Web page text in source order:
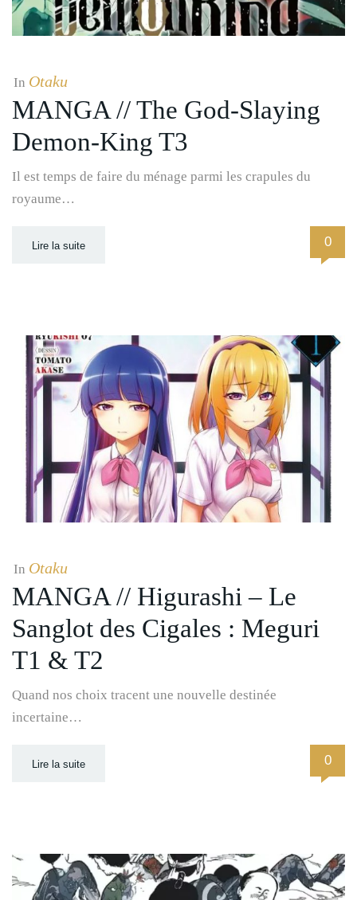
In Otaku
MANGA // The God-Slaying
Demon-King T3
Il est temps de faire du ménage parmi les crapules du
royaume…
Lire la suite 0
In Otaku
MANGA // Higurashi – Le
Sanglot des Cigales : Meguri
T1 & T2
Quand nos choix tracent une nouvelle destinée
incertaine…
Lire la suite 0